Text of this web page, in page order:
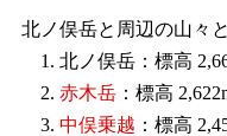
北ノ俣岳と周辺の山々
1. 北ノ俣岳：標高
2. 赤木岳 ：標高
3. 中俣乗越 ：標高